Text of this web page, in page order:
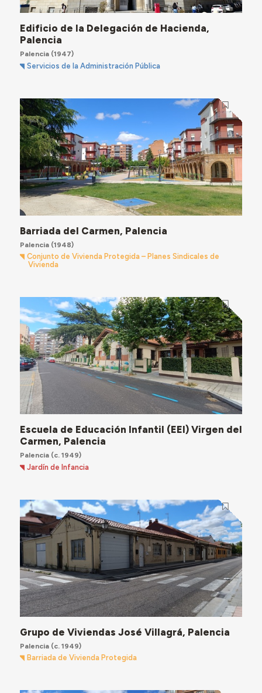
Edificio de la Delegación de Hacienda,
Palencia
Palencia(1947)
Servicios de la Administración Pública
Barriada del Carmen, Palencia
Palencia(1948)
Conjunto de Vivienda Protegida – Planes Sindicales de
Vivienda
Escuela de Educación Infantil (EEI) Virgen del
Carmen, Palencia
Palencia(c. 1949)
Jardín de Infancia
Grupo de Viviendas José Villagrá, Palencia
Palencia(c. 1949)
Barriada de Vivienda Protegida